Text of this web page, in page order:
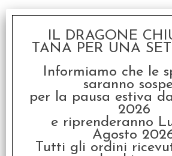
Tag Team -
€ 24,99
€ 19,99
IL DRAGONE
TANA PER UNA
Informiamo che le
saranno
per la pausa estiva
2026
e riprenderanno
Agosto
Tutti gli ordini